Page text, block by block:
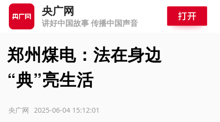
央广网
讲好中国故事 传播中国声音
郑州煤电：法在身边
“典”亮生活
2025-06-04 15:12:01
央广网